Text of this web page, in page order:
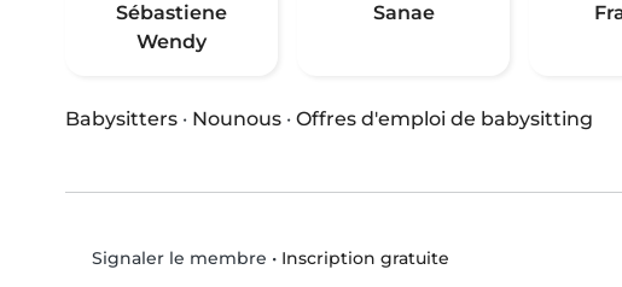
Sébastiene
Wendy
Sanae
Babysitters · Nounous · Offres d'emploi de babysitting
Signaler le membre • Inscription gratuite